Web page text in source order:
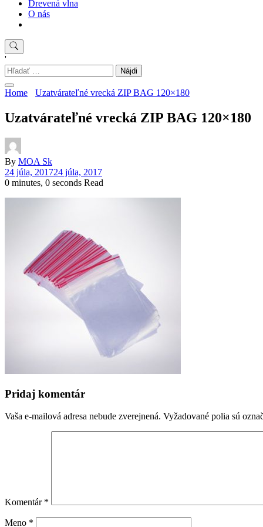
Drevená vlna
O nás
'
Hľadať:
Home Uzatvárateľné vrecká ZIP BAG 120×180
Uzatvárateľné vrecká ZIP BAG 120×180
By MOA Sk
24 júla, 201724 júla, 2017
0 minutes, 0 seconds Read
Pridaj komentár
Vaša e-mailová adresa nebude zverejnená. Vyžadované polia sú
Komentár *
Meno *